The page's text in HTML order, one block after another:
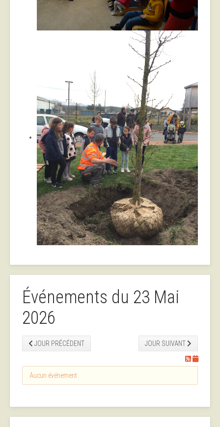
Événements du 23 Mai
2026
JOUR PRÉCÉDENT JOUR SUIVANT
Aucun événement